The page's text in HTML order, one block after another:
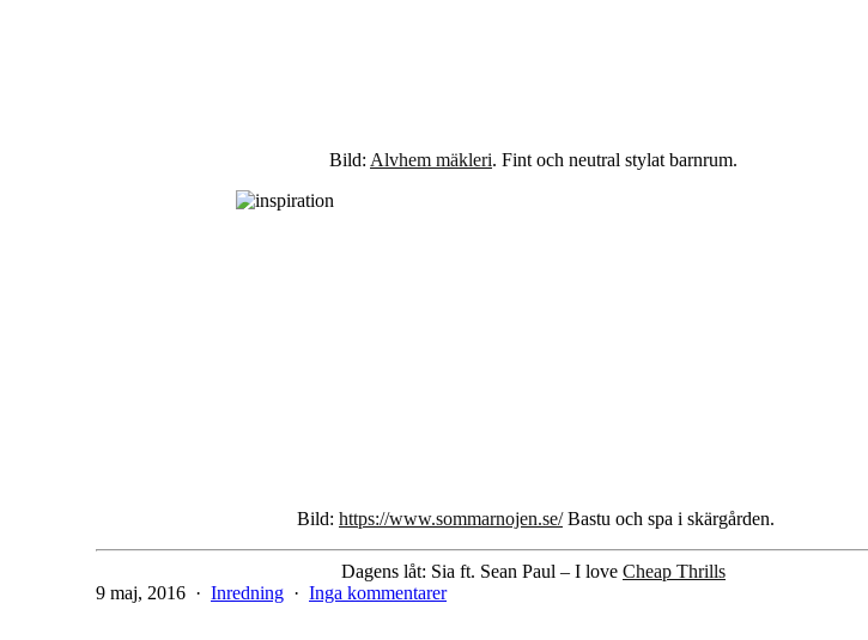
Bild: Alvhem mäkleri. Fint och neutral stylat barnrum.
Bild:https://www.sommarnojen.se/Bastu och spa i skärgården.
Dagens låt: Sia ft. Sean Paul – I loveCheap Thrills
Publicerat
9 maj, 2016
Kategoriserat
Inredning Inga kommentarertill